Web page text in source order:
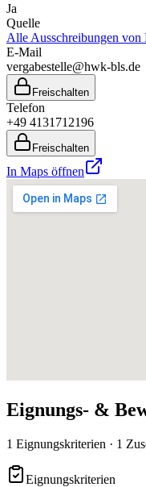
Ja
Quelle
Alle Ausschreibungen von
E-Mail
vergabestelle@hwk-bls.de
Freischalten
Telefon
+49 4131712196
Freischalten
In Maps öffnen
Eignungs- &
1 Eignungskriterien · 1
Eignungskriterien